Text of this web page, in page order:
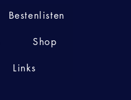
Bestenlisten
Shop
Links